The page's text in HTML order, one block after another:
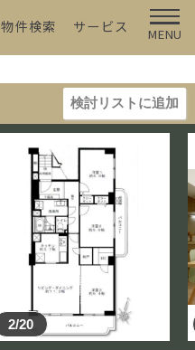
物件検索 サービス MENU
検討リストに追加
2/20